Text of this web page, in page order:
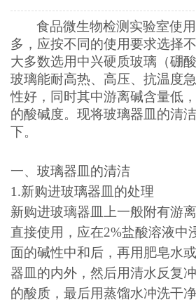
食品微生物检测实验室使
多，应按不同的使用要求选择
大多数选用中兴硬质玻璃（硼
玻璃能耐高热、高压、抗温度
性好，同时其中游离碱含量低
的酸碱度。现将玻璃器皿的清
下。
一、玻璃器皿的清洁
1.新购进玻璃器皿的处理
新购进玻璃器皿上一般附有游
直接使用，应在2%盐酸溶液中
面的碱性中和后，再用肥皂水
器皿的内外，然后用清水反复
的酸质，最后用蒸馏水冲洗干净